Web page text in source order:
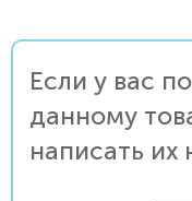
Если у вас
данному
написать